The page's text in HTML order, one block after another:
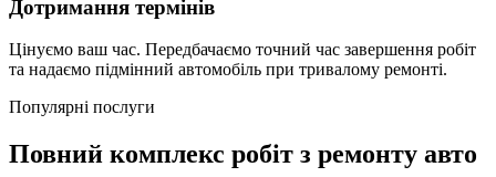
Дотримання термінів
Цінуємо ваш час. Передбачаємо точний час завершення робіт
та надаємо підмінний автомобіль при тривалому ремонті.
Популярні послуги
Повний комплекс робіт з ремонту авто